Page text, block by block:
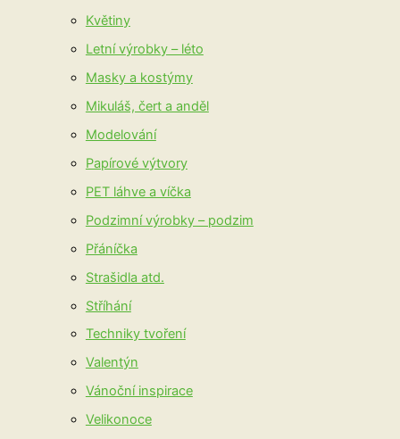
Květiny
Letní výrobky – léto
Masky a kostýmy
Mikuláš, čert a anděl
Modelování
Papírové výtvory
PET láhve a víčka
Podzimní výrobky – podzim
Přáníčka
Strašidla atd.
Stříhání
Techniky tvoření
Valentýn
Vánoční inspirace
Velikonoce